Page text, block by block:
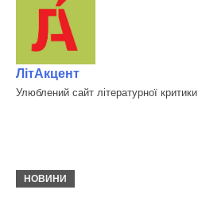
ЛітАкцент
Улюблений сайт літературної критики
НОВИНИ